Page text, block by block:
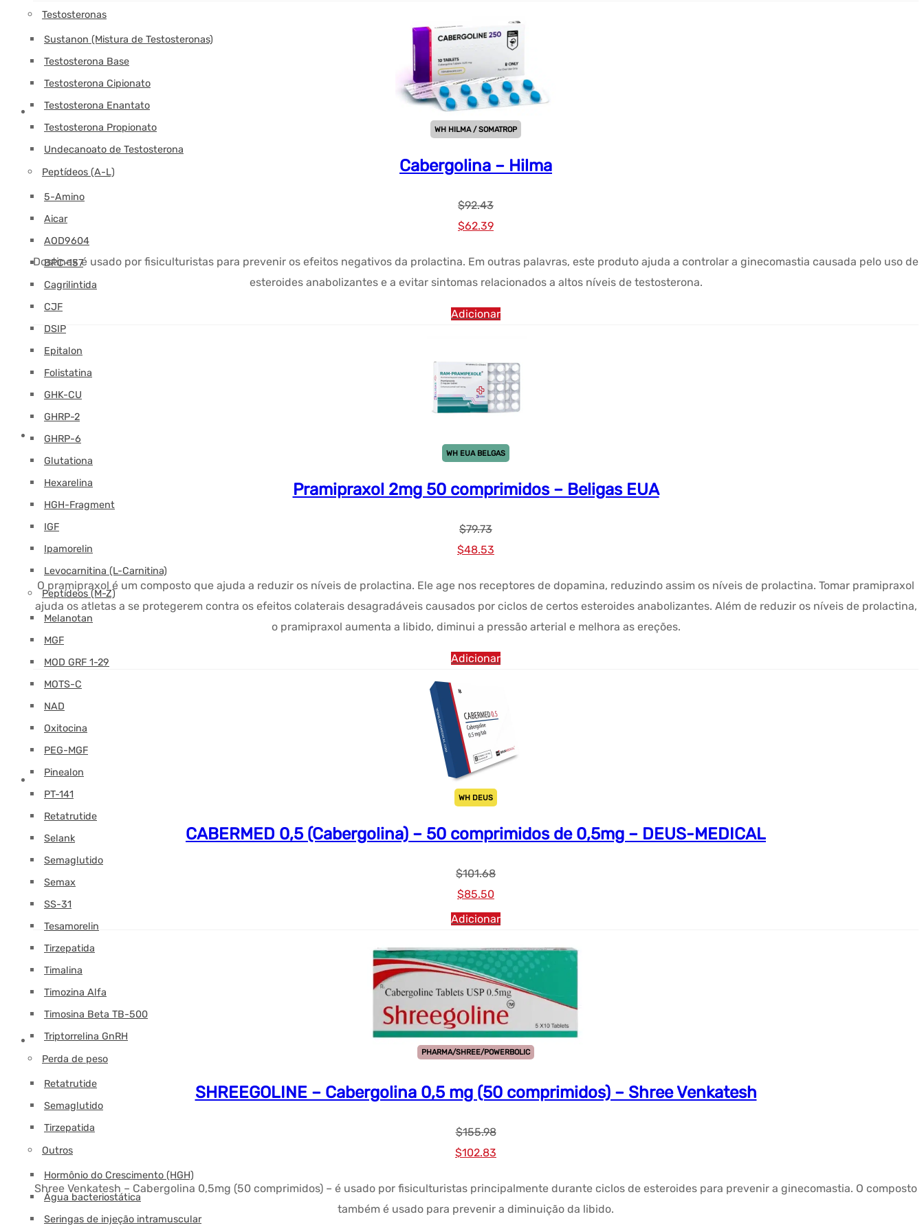
Testosteronas
Sustanon (Mistura de Testosteronas)
Testosterona Base
Testosterona Cipionato
Testosterona Enantato
Testosterona Propionato
Undecanoato de Testosterona
Peptídeos (A-L)
5-Amino
Aicar
AOD9604
BPC-157
Cagrilintida
CJF
DSIP
Epitalon
Folistatina
GHK-CU
GHRP-2
GHRP-6
Glutationa
Hexarelina
HGH-Fragment
IGF
Ipamorelin
Levocarnitina (L-Carnitina)
Peptídeos (M-Z)
Melanotan
MGF
MOD GRF 1-29
MOTS-C
NAD
Oxitocina
PEG-MGF
Pinealon
PT-141
Retatrutide
Selank
Semaglutido
Semax
SS-31
Tesamorelin
Tirzepatida
Timalina
Timozina Alfa
Timosina Beta TB-500
Triptorrelina GnRH
Perda de peso
Retatrutide
Semaglutido
Tirzepatida
Outros
Hormônio do Crescimento (HGH)
Água bacteriostática
Seringas de injeção intramuscular
WH HILMA / SOMATROP
Cabergolina – Hilma
$92.43
Preço
era:
$92.43.
$62.39Preço
$62.39.
Dostinex é usado por fisiculturistas para prevenir os efeitos negativos da prolactina. Em outras palavras, este produto ajuda a controlar a ginecomastia causada pelo uso de
esteroides anabolizantes e a evitar sintomas relacionados a altos níveis de testosterona.
Adicionar
WH EUA BELGAS
Pramipraxol 2mg 50 comprimidos – Beligas EUA
$79.73
Preço
era:
$79.73.
$48.53
$48.53.
O pramipraxol é um composto que ajuda a reduzir os níveis de prolactina. Ele age nos receptores de dopamina, reduzindo assim os níveis de prolactina. Tomar pramipraxol
ajuda os atletas a se protegerem contra os efeitos colaterais desagradáveis causados por ciclos de certos esteroides anabolizantes. Além de reduzir os níveis de prolactina,
o pramipraxol aumenta a libido, diminui a pressão arterial e melhora as ereções.
Adicionar
WH DEUS
CABERMED 0,5 (Cabergolina) – 50 comprimidos de 0,5mg – DEUS-MEDICAL
$101.68
Preço
original
$101.68.
$85.50Preço
atual:
Adicionar
PHARMA/SHREE/POWERBOLIC
SHREEGOLINE – Cabergolina 0,5 mg (50 comprimidos) – Shree Venkatesh
$155.98
Preço
era:
$155.98.
$102.83
$102.83.
Shree Venkatesh – Cabergolina 0,5mg (50 comprimidos) – é usado por fisiculturistas principalmente durante ciclos de esteroides para prevenir a ginecomastia. O composto
também é usado para prevenir a diminuição da libido.